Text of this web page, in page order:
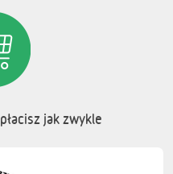
płacisz jak zwykle